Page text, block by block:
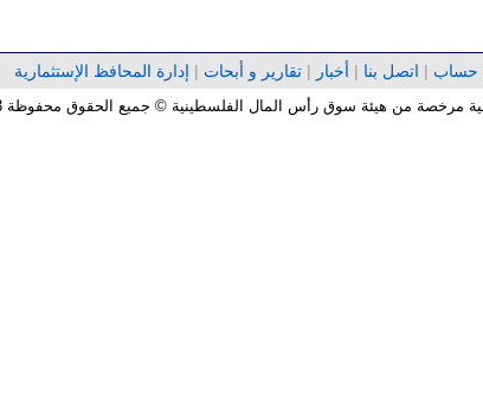
حساب | اتصل بنا | أخبار |تقارير و أبحات | إدارة المحافظ الإستثمارية
مرخصة من هيئة سوق رأس المال الفلسطينية © جميع الحقوق محفوظة 2013